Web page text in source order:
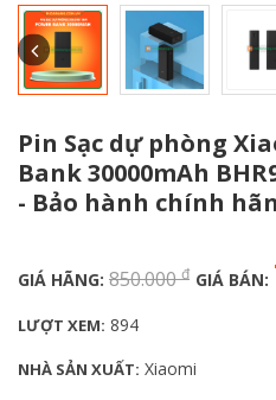
Pin Sạc dự phòng
Bank 30000mAh
- Bảo hành chính
GIÁ HÃNG: 850.000đ GIÁ BÁN:
LƯỢT XEM: 894
NHÀ SẢN XUẤT: Xiaomi